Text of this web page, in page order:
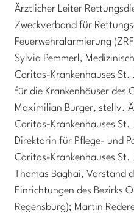
Ärztlicher Leiter
Zweckverband für
Feuerwehralarmierung
Sylvia Pemmerl,
Caritas-Krankenhauses
für die Krankenhäuser des
Maximilian Burger, stellv.
Caritas-Krankenhauses
Direktorin für Pflege- und
Caritas-Krankenhauses
Thomas Baghai, Vorstand
Einrichtungen des Bezirks
Regensburg); Martin